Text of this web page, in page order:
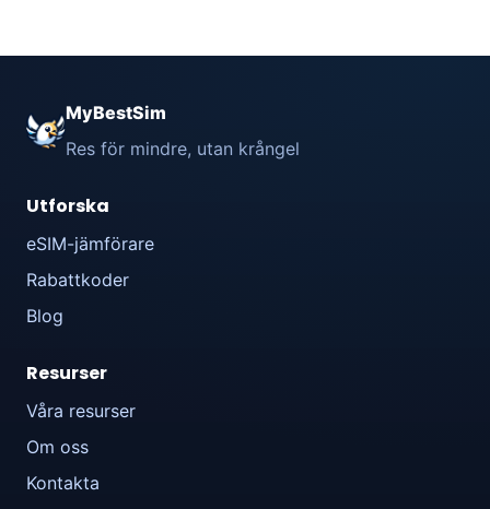
MyBestSim
Res för mindre, utan krångel
Utforska
eSIM-jämförare
Rabattkoder
Blog
Resurser
Våra resurser
Om oss
Kontakta